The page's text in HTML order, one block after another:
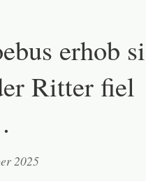
erhob
Ritter fiel
2025